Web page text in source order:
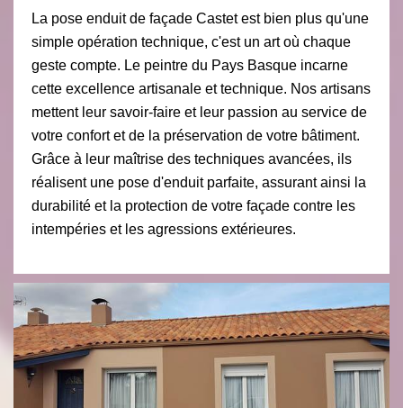
La pose enduit de façade Castet est bien plus qu'une
simple opération technique, c'est un art où chaque
geste compte. Le peintre du Pays Basque incarne
cette excellence artisanale et technique. Nos artisans
mettent leur savoir-faire et leur passion au service de
votre confort et de la préservation de votre bâtiment.
Grâce à leur maîtrise des techniques avancées, ils
réalisent une pose d'enduit parfaite, assurant ainsi la
durabilité et la protection de votre façade contre les
intempéries et les agressions extérieures.